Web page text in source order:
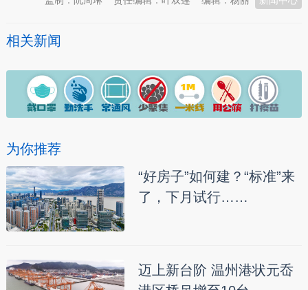
相关新闻
为你推荐
“好房子”如何建？“标准”来
了，下月试行……
迈上新台阶 温州港状元岙